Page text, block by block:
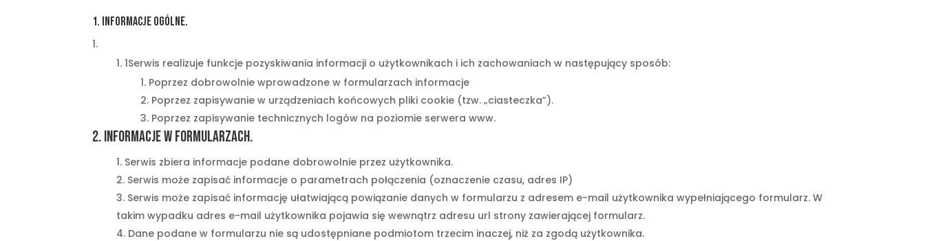
1. Informacje ogólne.
1Serwis realizuje funkcje pozyskiwania informacji o użytkownikach i ich zachowaniach w następujący sposób:
Poprzez dobrowolnie wprowadzone w formularzach informacje
Poprzez zapisywanie w urządzeniach końcowych pliki cookie (tzw. „ciasteczka”).
Poprzez zapisywanie technicznych logów na poziomie serwera www.
2. Informacje w formularzach.
Serwis zbiera informacje podane dobrowolnie przez użytkownika.
Serwis może zapisać informacje o parametrach połączenia (oznaczenie czasu, adres IP)
Serwis może zapisać informację ułatwiającą powiązanie danych w formularzu z adresem e-mail użytkownika wypełniającego formularz. W
takim wypadku adres e-mail użytkownika pojawia się wewnątrz adresu url strony zawierającej formularz.
Dane podane w formularzu nie są udostępniane podmiotom trzecim inaczej, niż za zgodą użytkownika.